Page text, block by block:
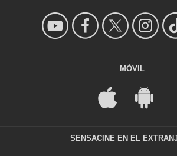
MÓVIL
SENSACINE EN EL